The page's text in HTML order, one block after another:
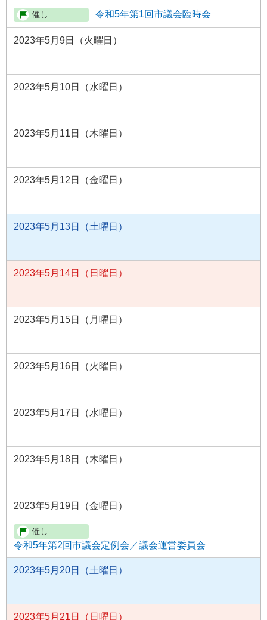
令和5年第1回市議会臨時会
2023年5月9日（火曜日）
2023年5月10日（水曜日）
2023年5月11日（木曜日）
2023年5月12日（金曜日）
2023年5月13日（土曜日）
2023年5月14日（日曜日）
2023年5月15日（月曜日）
2023年5月16日（火曜日）
2023年5月17日（水曜日）
2023年5月18日（木曜日）
2023年5月19日（金曜日）
令和5年第2回市議会定例会／議会運営委員会
2023年5月20日（土曜日）
2023年5月21日（日曜日）